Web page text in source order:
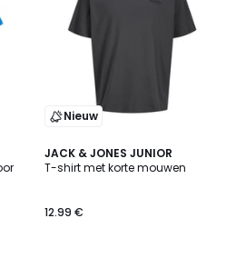
Nieuw
JACK & JONES JUNIOR
T-shirt met korte mouwen
12.99 €
2
Kleuren